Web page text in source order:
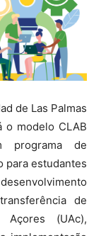
de Las Palmas
o modelo CLAB
programa de
para estudantes
de
Açores (UAc),